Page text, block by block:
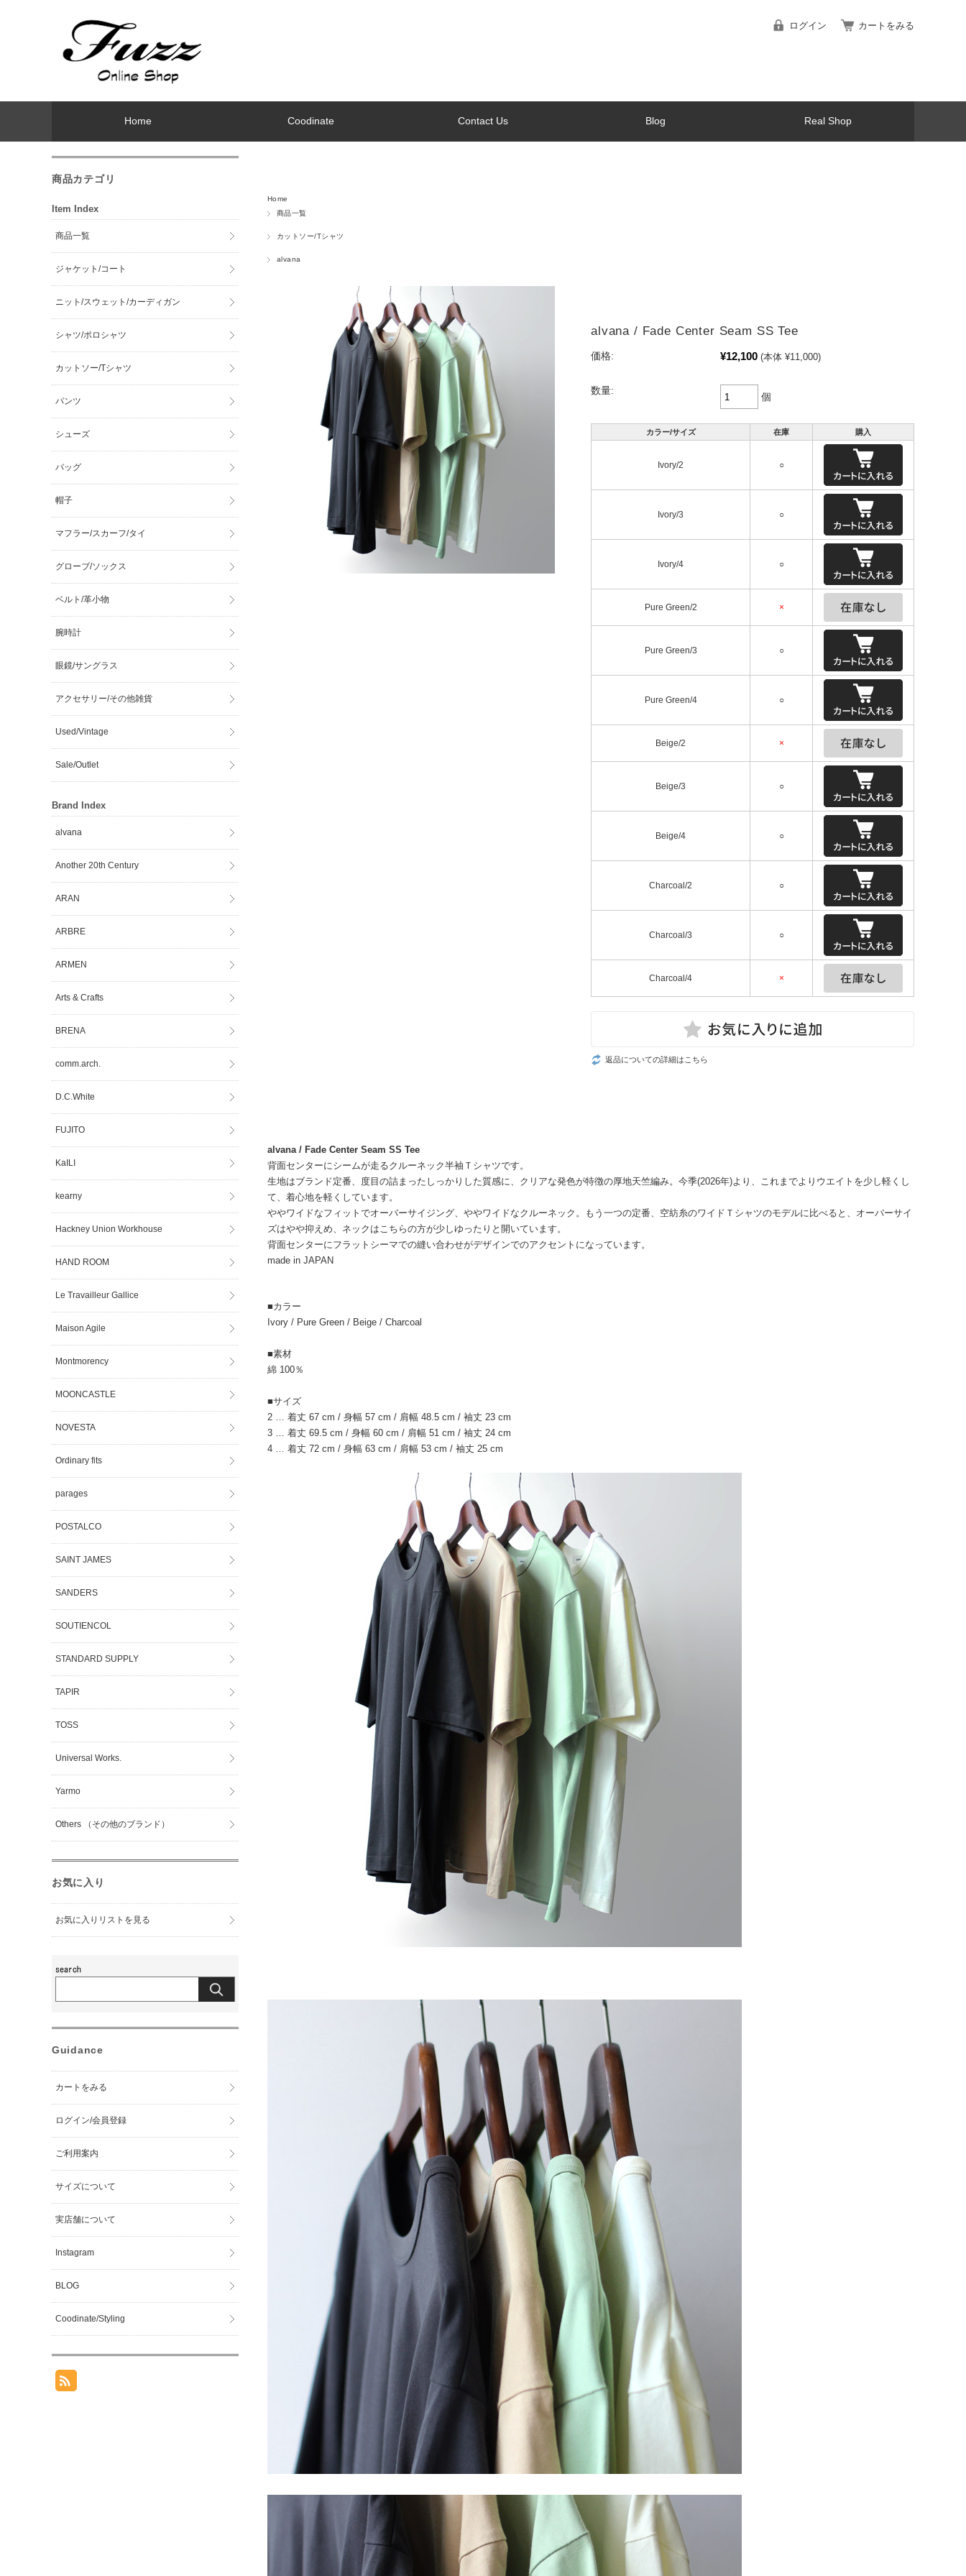
ログイン カートをみる
Home Coodinate Contact Us Blog Real Shop
Home
商品一覧
カットソー/Tシャツ
alvana
alvana / Fade Center Seam SS Tee
価格: ¥12,100 (本体 ¥11,000)
数量:
個
カラー/サイズ 在庫 購入
Ivory/2 ○
Ivory/3 ○
Ivory/4 ○
Pure Green/2 ×
Pure Green/3 ○
Pure Green/4 ○
Beige/2 ×
Beige/3 ○
Beige/4 ○
Charcoal/2 ○
Charcoal/3 ○
Charcoal/4 ×
返品についての詳細はこちら
alvana / Fade Center Seam SS Tee
背面センターにシームが走るクルーネック半袖Ｔシャツです。
生地はブランド定番、度目の詰まったしっかりした質感に、クリアな発色が特徴の厚地天竺編み。今季(2026年)より、これまでよりウエイトを少し軽くし
て、着心地を軽くしています。
ややワイドなフィットでオーバーサイジング、ややワイドなクルーネック。もう一つの定番、空紡糸のワイドＴシャツのモデルに比べると、オーバーサイ
ズはやや抑えめ、ネックはこちらの方が少しゆったりと開いています。
背面センターにフラットシーマでの縫い合わせがデザインでのアクセントになっています。
made in JAPAN
■カラー
Ivory / Pure Green / Beige / Charcoal
■素材
綿 100％
■サイズ
2 … 着丈 67 cm / 身幅 57 cm / 肩幅 48.5 cm / 袖丈 23 cm
3 … 着丈 69.5 cm / 身幅 60 cm / 肩幅 51 cm / 袖丈 24 cm
4 … 着丈 72 cm / 身幅 63 cm / 肩幅 53 cm / 袖丈 25 cm
商品カテゴリ
Item Index
商品一覧
ジャケット/コート
ニット/スウェット/カーディガン
シャツ/ポロシャツ
カットソー/Tシャツ
パンツ
シューズ
バッグ
帽子
マフラー/スカーフ/タイ
グローブ/ソックス
ベルト/革小物
腕時計
眼鏡/サングラス
アクセサリー/その他雑貨
Used/Vintage
Sale/Outlet
Brand Index
alvana
Another 20th Century
ARAN
ARBRE
ARMEN
Arts & Crafts
BRENA
comm.arch.
D.C.White
FUJITO
KaILI
kearny
Hackney Union Workhouse
HAND ROOM
Le Travailleur Gallice
Maison Agile
Montmorency
MOONCASTLE
NOVESTA
Ordinary fits
parages
POSTALCO
SAINT JAMES
SANDERS
SOUTIENCOL
STANDARD SUPPLY
TAPIR
TOSS
Universal Works.
Yarmo
Others （その他のブランド）
お気に入り
お気に入りリストを見る
Guidance
カートをみる
ログイン/会員登録
ご利用案内
サイズについて
実店舗について
Instagram
BLOG
Coodinate/Styling